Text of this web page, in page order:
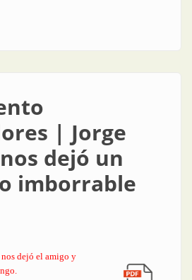
Instaladores | El reglamento
| Jorge
dejó un
imborrable
dejó el amigo y